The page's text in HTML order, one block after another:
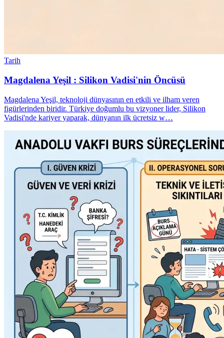
Tarih
Magdalena Yeşil : Silikon Vadisi'nin Öncüsü
Magdalena Yeşil, teknoloji dünyasının en etkili ve ilham veren
figürlerinden biridir. Türkiye doğumlu bu vizyoner lider, Silikon
Vadisi'nde kariyer yaparak, dünyanın ilk ücretsiz w…